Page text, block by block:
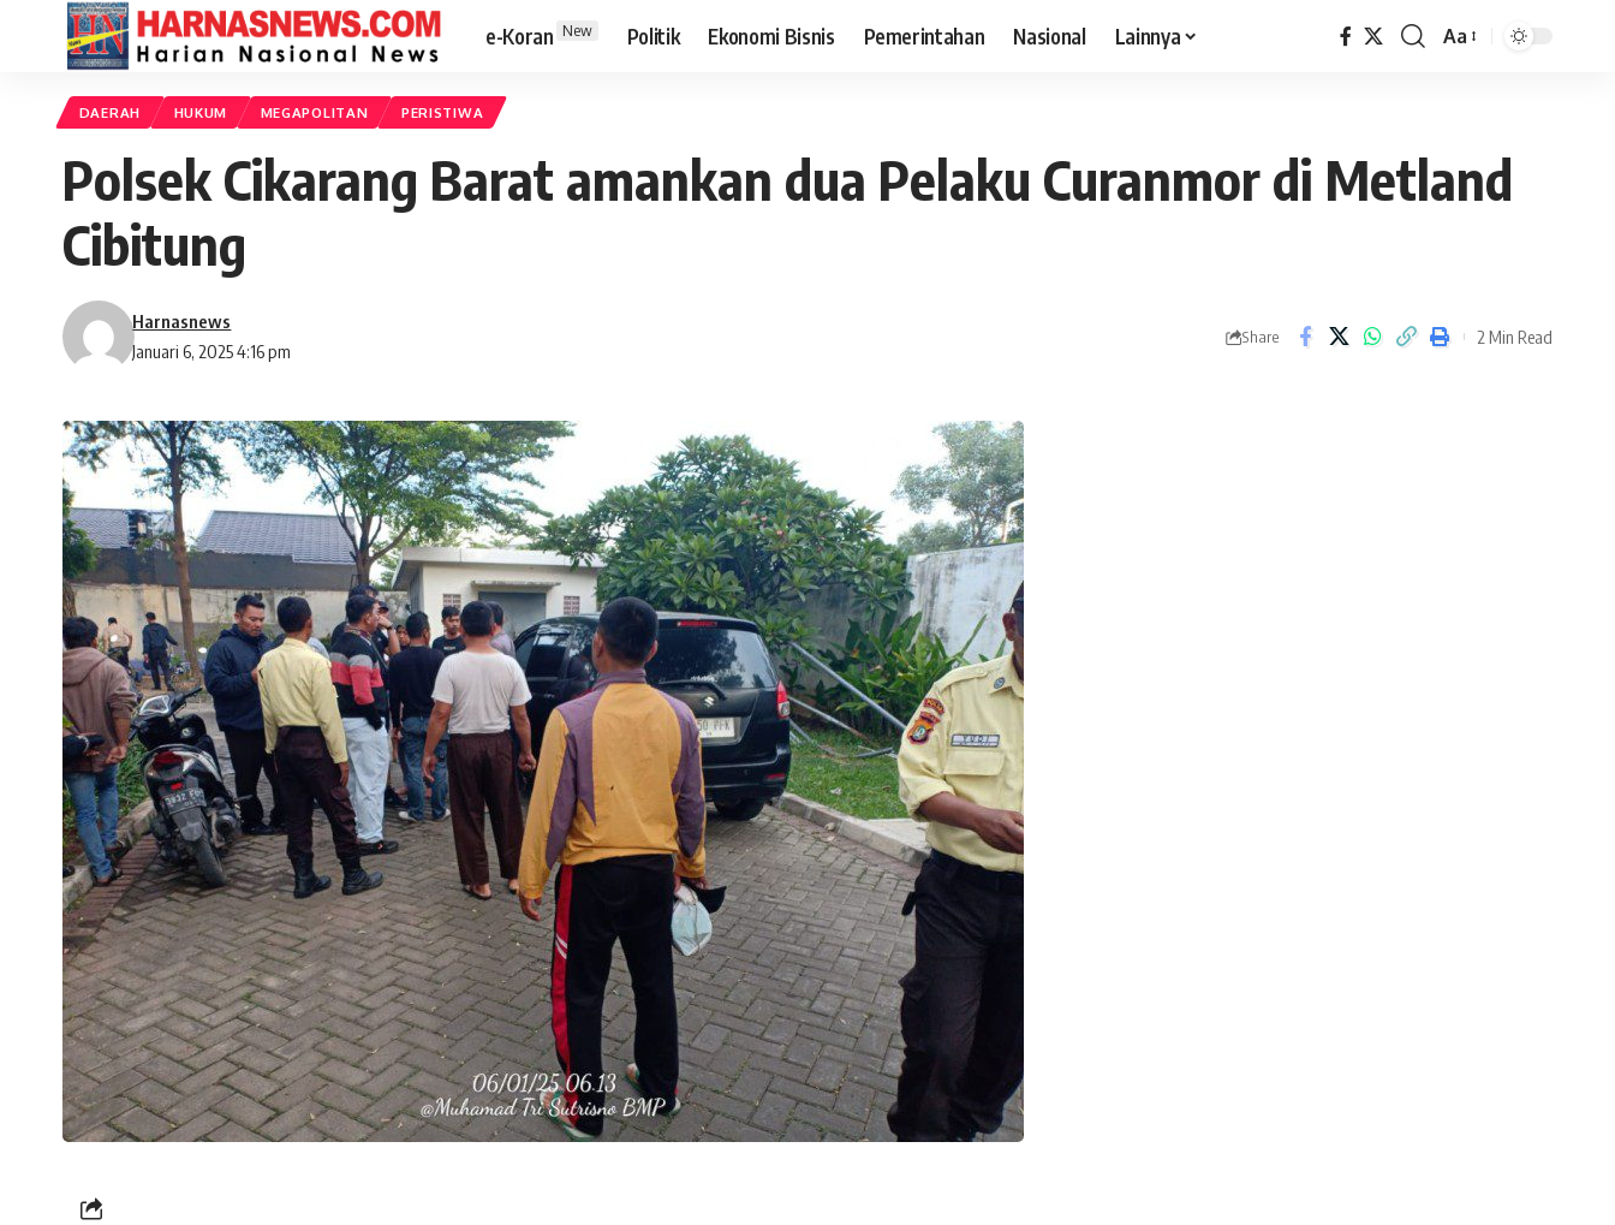
e-Koran New Politik Ekonomi Bisnis Pemerintahan Nasional Lainnya Aa
DAERAH HUKUM MEGAPOLITAN PERISTIWA
Polsek Cikarang Barat amankan dua Pelaku Curanmor di Metland
Cibitung
Januari 6, 2025 4:16 pm
Harnasnews
Share 2 Min Read